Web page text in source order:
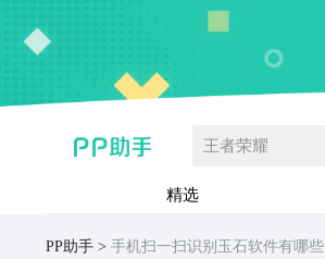
王者荣耀
精选
PP助手 手机扫一扫识别玉石软件有哪些